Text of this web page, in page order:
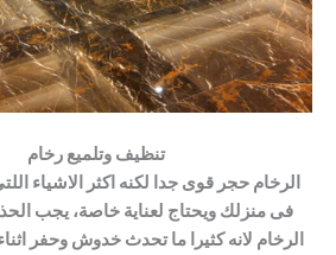
تنظيف وتلميع رخام
الرخام حجر قوى جدا لكنه اكثر الاشياء
فى منزلك ويحتاج لعناية خاصة، يجب
الرخام لانه كثيرا ما تحدث خدوش وحفر